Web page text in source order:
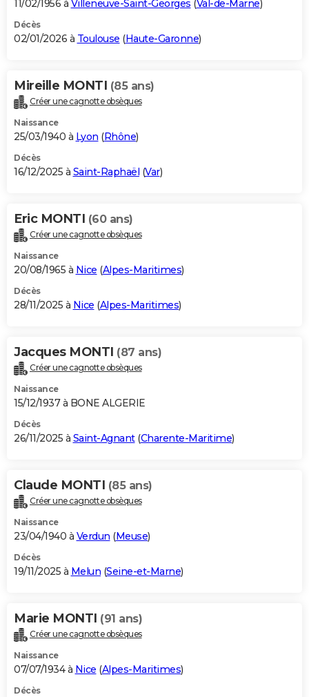
11/02/1956 à Villeneuve-Saint-Georges (Val-de-Marne)
Décès
02/01/2026 à Toulouse (Haute-Garonne)
Mireille MONTI (85 ans)
Créer une cagnotte obsèques
Naissance
25/03/1940 à Lyon (Rhône)
Décès
16/12/2025 à Saint-Raphaël (Var)
Eric MONTI (60 ans)
Créer une cagnotte obsèques
Naissance
20/08/1965 à Nice (Alpes-Maritimes)
Décès
28/11/2025 à Nice (Alpes-Maritimes)
Jacques MONTI (87 ans)
Créer une cagnotte obsèques
Naissance
15/12/1937 à BONE ALGERIE
Décès
26/11/2025 à Saint-Agnant(Charente-Maritime)
Claude MONTI (85 ans)
Créer une cagnotte obsèques
Naissance
23/04/1940 à Verdun (Meuse)
Décès
19/11/2025 à Melun (Seine-et-Marne)
Marie MONTI (91 ans)
Créer une cagnotte obsèques
Naissance
07/07/1934 à Nice (Alpes-Maritimes)
Décès